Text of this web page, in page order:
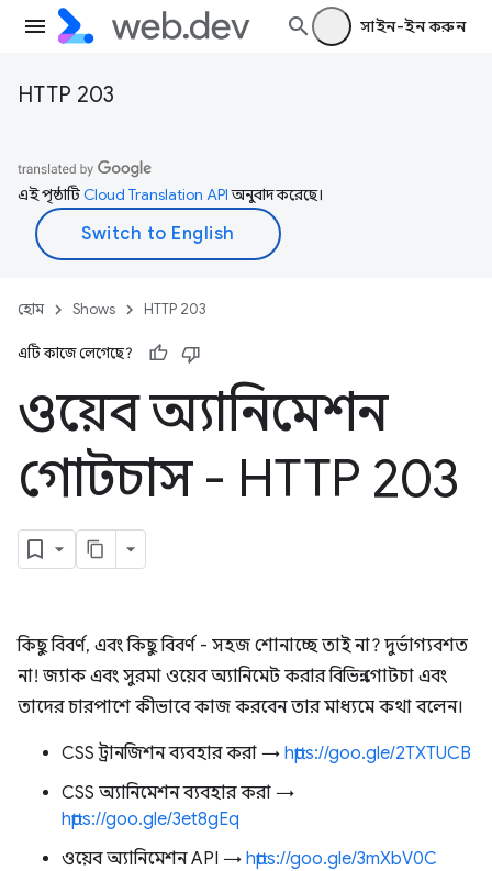
সাইন-ইন করুন
HTTP 203
এই পৃষ্ঠাটিCloud Translation APIঅনুবাদ করেছে।
হোম Shows HTTP 203
এটি কাজে লেগেছে?
ওয়েব অ্যানিমেশন
গোটচাস - HTTP 203
কিছু বিবর্ণ, এবং কিছু বিবর্ণ - সহজ শোনাচ্ছে তাই না? দুর্ভাগ্যবশত
না! জ্যাক এবং সুরমা ওয়েব অ্যানিমেট করার বিভিন্ন গোটচা এবং
তাদের চারপাশে কীভাবে কাজ করবেন তার মাধ্যমে কথা বলেন।
CSS ট্রানজিশন ব্যবহার করা → https://goo.gle/2TXTUCB
CSS অ্যানিমেশন ব্যবহার করা →
https://goo.gle/3et8gEq
ওয়েব অ্যানিমেশন API → https://goo.gle/3mXbV0C